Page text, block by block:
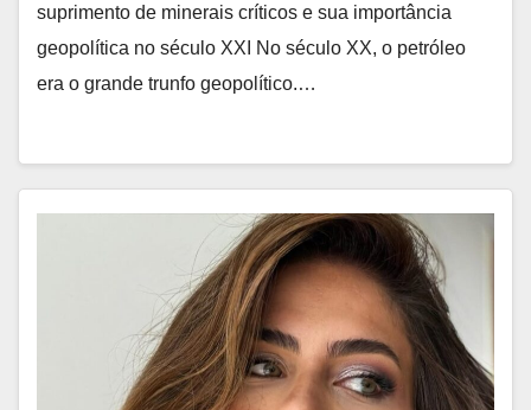
suprimento de minerais críticos e sua importância
geopolítica no século XXI No século XX, o petróleo
era o grande trunfo geopolítico.…